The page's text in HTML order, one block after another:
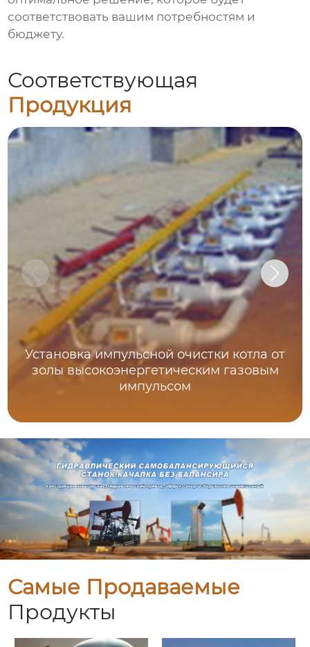
соответствовать вашим потребностям и
бюджету.
Соответствующая
Продукция
Установка импульсной очистки котла от
золы высокоэнергетическим газовым
импульсом
Самые Продаваемые
Продукты